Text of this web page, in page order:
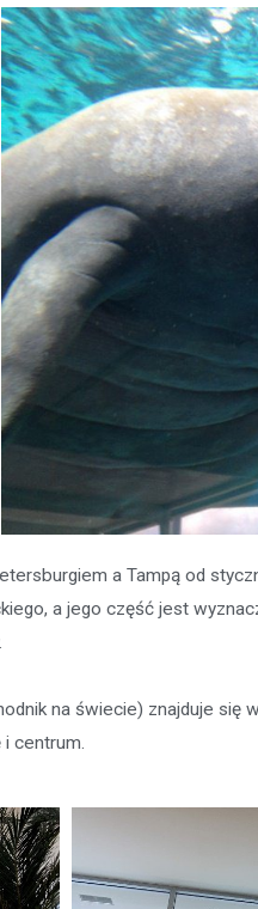
a Tampą od
a jego część jest
na świecie) znajduje
i centrum.